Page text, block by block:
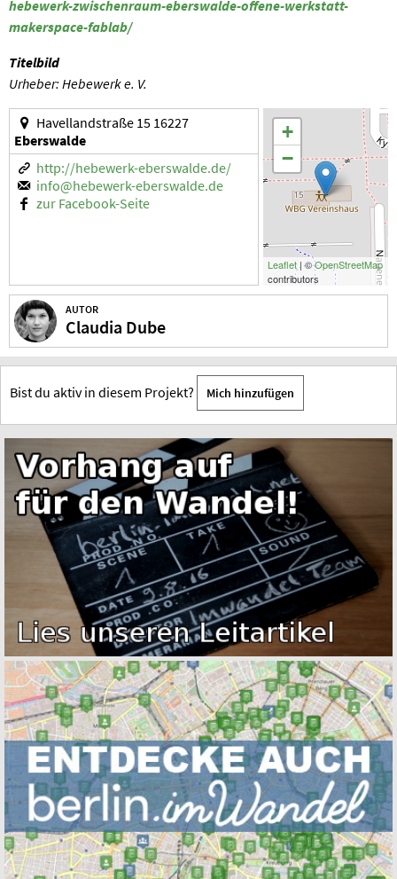
hebewerk-zwischenraum-eberswalde-offene-werkstatt-
makerspace-fablab/
Titelbild
Urheber: Hebewerk e. V.
+
−
Leaflet| ©OpenStreetMap
contributors
Havellandstraße 15 16227
Eberswalde
http://hebewerk-eberswalde.de/
info@hebewerk-eberswalde.de
zur Facebook-Seite
AUTOR
Claudia Dube
Bist du aktiv in diesem Projekt? Mich hinzufügen